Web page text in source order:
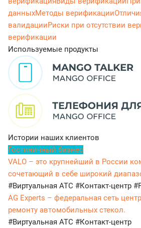
данныхМетоды верификации
валидацииРиски при отсутствии
верификации
Используемые продукты
Истории наших клиентов
Гостиничный бизнес
VALO – это крупнейший в России
сочетающий в себе широкий
#Виртуальная АТС #Контакт-центр
AG Experts – федеральная сеть
ремонту автомобильных стекол.
#Виртуальная АТС #Контакт-центр